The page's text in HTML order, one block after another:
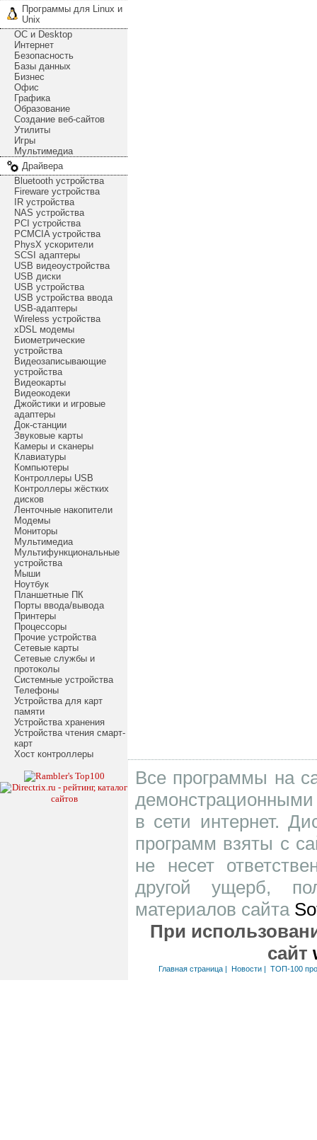
Программы для Linux и
Unix
ОС и Desktop
Интернет
Безопасность
Базы данных
Бизнес
Офис
Графика
Образование
Создание веб-сайтов
Утилиты
Игры
Мультимедиа
Драйвера
Bluetooth устройства
Fireware устройства
IR устройства
NAS устройства
PCI устройства
PCMCIA устройства
PhysX ускорители
SCSI адаптеры
USB видеоустройства
USB диски
USB устройства
USB устройства ввода
USB-адаптеры
Wireless устройства
xDSL модемы
Биометрические
устройства
Видеозаписывающие
устройства
Видеокарты
Видеокодеки
Джойстики и игровые
адаптеры
Док-станции
Звуковые карты
Камеры и сканеры
Клавиатуры
Компьютеры
Контроллеры USB
Контроллеры жёстких
дисков
Ленточные накопители
Модемы
Мониторы
Мультимедиа
Мультифункциональные
устройства
Мыши
Ноутбук
Планшетные ПК
Порты ввода/вывода
Принтеры
Процессоры
Прочие устройства
Сетевые карты
Сетевые службы и
протоколы
Системные устройства
Телефоны
Устройства для карт
памяти
Устройства хранения
Устройства чтения смарт-
карт
Хост контроллеры
Все программы на
в сети интернет.
программ взяты с
не несет
другой ущерб,
материалов сайта
При
сайт
Главная страница| Новости| ТОП-100